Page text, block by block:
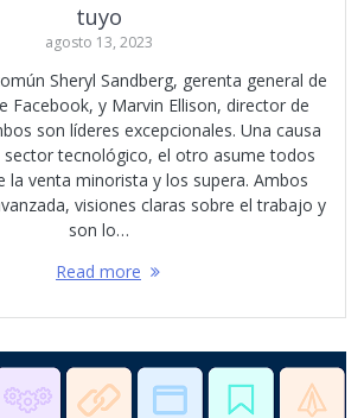
tuyo
agosto 13, 2023
Sheryl Sandberg, gerenta general de
Facebook, y Marvin Ellison, director de
son líderes excepcionales. Una causa
sector tecnológico, el otro asume todos
la venta minorista y los supera. Ambos
visiones claras sobre el trabajo y
son lo…
Read more